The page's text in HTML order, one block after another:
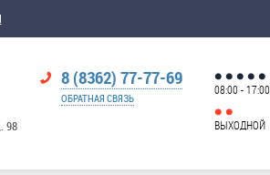
98
8 (8362) 77-77-69
ОБРАТНАЯ СВЯЗЬ
08:00 - 17:00
ВЫХОДНОЙ